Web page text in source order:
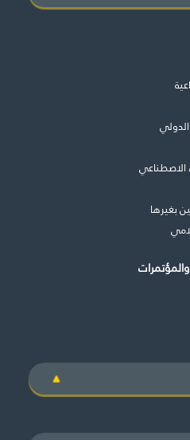
الاصطناعي
بغيرها
والمؤتمرات